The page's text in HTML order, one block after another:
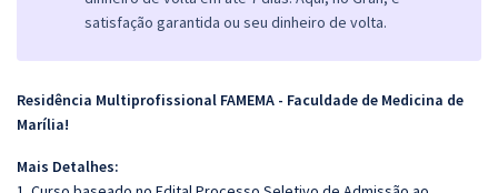
satisfação garantida ou seu dinheiro de volta.
Residência Multiprofissional FAMEMA - Faculdade de Medicina de
Marília!
Mais Detalhes: